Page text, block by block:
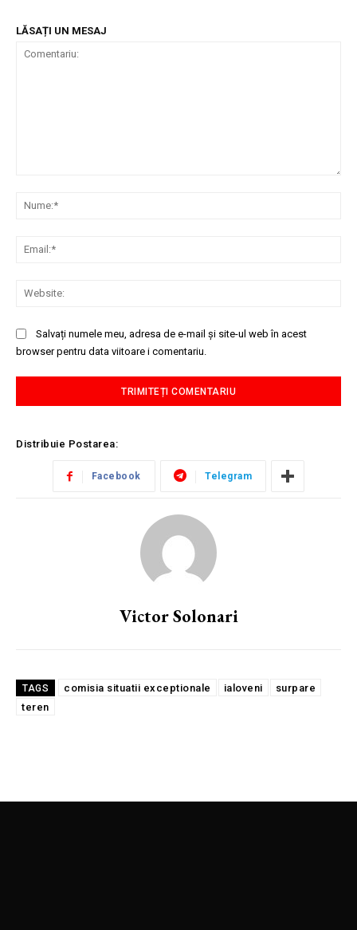
LĂSAȚI UN MESAJ
Salvați numele meu, adresa de e-mail și site-ul web în acest
browser pentru data viitoare i comentariu.
Distribuie Postarea:
Facebook Telegram
Victor Solonari
TAGS comisia situatii exceptionale ialoveni
surpare
teren